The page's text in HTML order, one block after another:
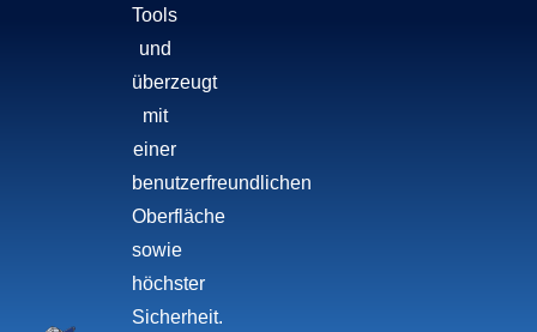
Tools
und
überzeugt
mit
einer
benutzerfreundlichen
Oberfläche
sowie
höchster
Sicherheit.